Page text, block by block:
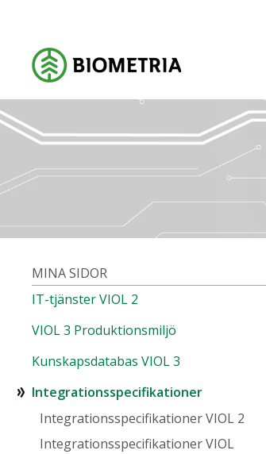
MINA SIDOR
IT-tjänster VIOL 2
VIOL 3 Produktionsmiljö
Kunskapsdatabas VIOL 3
Integrationsspecifikationer
Integrationsspecifikationer VIOL 2
Integrationsspecifikationer VIOL